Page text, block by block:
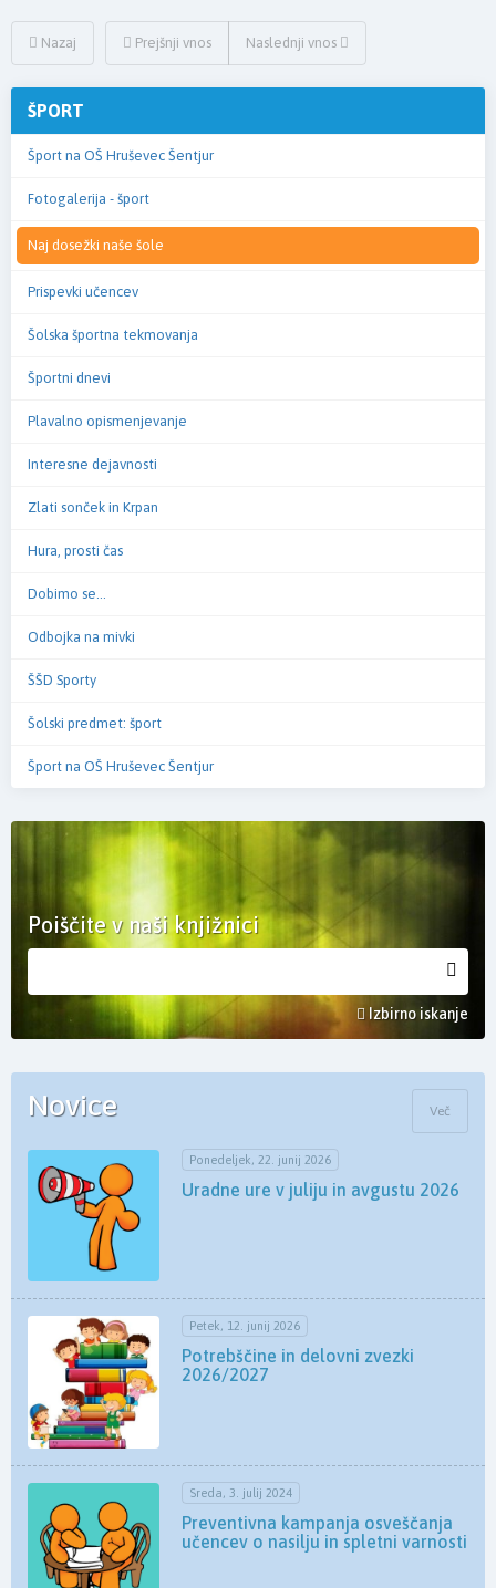
Nazaj Prejšnji vnos Naslednji vnos
ŠPORT
Šport na OŠ Hruševec Šentjur
Fotogalerija - šport
Naj dosežki naše šole
Prispevki učencev
Šolska športna tekmovanja
Športni dnevi
Plavalno opismenjevanje
Interesne dejavnosti
Zlati sonček in Krpan
Hura, prosti čas
Dobimo se...
Odbojka na mivki
ŠŠD Sporty
Šolski predmet: šport
Šport na OŠ Hruševec Šentjur
Poiščite v naši knjižnici
Izbirno iskanje
Novice Več
Ponedeljek, 22. junij 2026
Uradne ure v juliju in avgustu 2026
Petek, 12. junij 2026
Potrebščine in delovni zvezki
2026/2027
Sreda, 3. julij 2024
Preventivna kampanja osveščanja
učencev o nasilju in spletni varnosti